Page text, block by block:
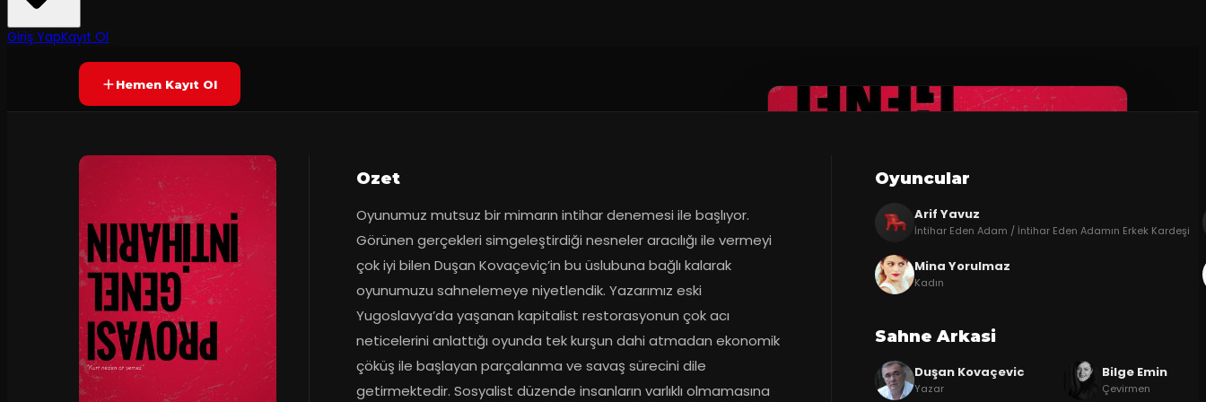
Giriş YapKayıt OlYAKINDA
Hemen Kayıt Ol
Ozet
Oyunumuz mutsuz bir mimarın intihar denemesi ile başlıyor.
Görünen gerçekleri simgeleştirdiği nesneler aracılığı ile vermeyi
çok iyi bilen Duşan Kovaçeviç’in bu üslubuna bağlı kalarak
oyunumuzu sahnelemeye niyetlendik. Yazarımız eski
Yugoslavya’da yaşanan kapitalist restorasyonun çok acı
neticelerini anlattığı oyunda tek kurşun dahi atmadan ekonomik
çöküş ile başlayan parçalanma ve savaş sürecini dile
getirmektedir. Sosyalist düzende insanların varlıklı olmamasına
Oyuncular
Arif Yavuz
İntihar Eden Adam / İntihar Eden Adamın Erkek Kardeşi
Mina Yorulmaz
Kadın
Sahne Arkasi
Duşan Kovaçevic
Yazar
Bilge Emin
Çevirmen